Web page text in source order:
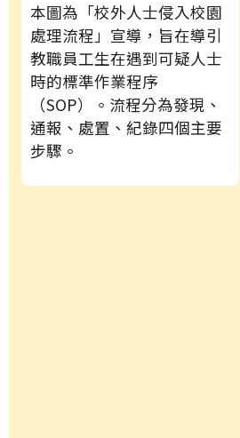
本圖為「校外人士侵入校園
處理流程」宣導，旨在導引
教職員工生在遇到可疑人士
時的標準作業程序
（SOP）。流程分為發現、
通報、處置、紀錄四個主要
步驟。